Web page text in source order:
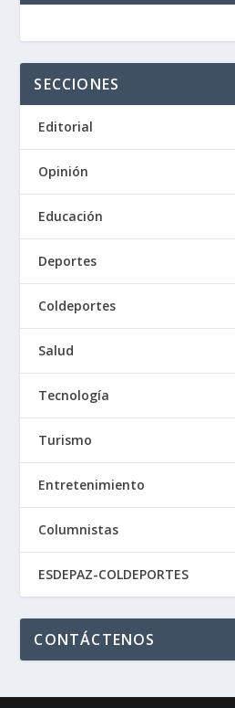
SECCIONES
Editorial
Opinión
Educación
Deportes
Coldeportes
Salud
Tecnología
Turismo
Entretenimiento
Columnistas
ESDEPAZ-COLDEPORTES
CONTÁCTENOS